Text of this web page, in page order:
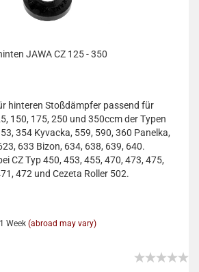
JAWA CZ 125 - 350
hinteren Stoßdämpfer passend für
150, 175, 250 und 350ccm der Typen
354 Kyvacka, 559, 590, 360 Panelka,
633 Bizon, 634, 638, 639, 640.
CZ Typ 450, 453, 455, 470, 473, 475,
472 und Cezeta Roller 502.
Week (abroad may vary)